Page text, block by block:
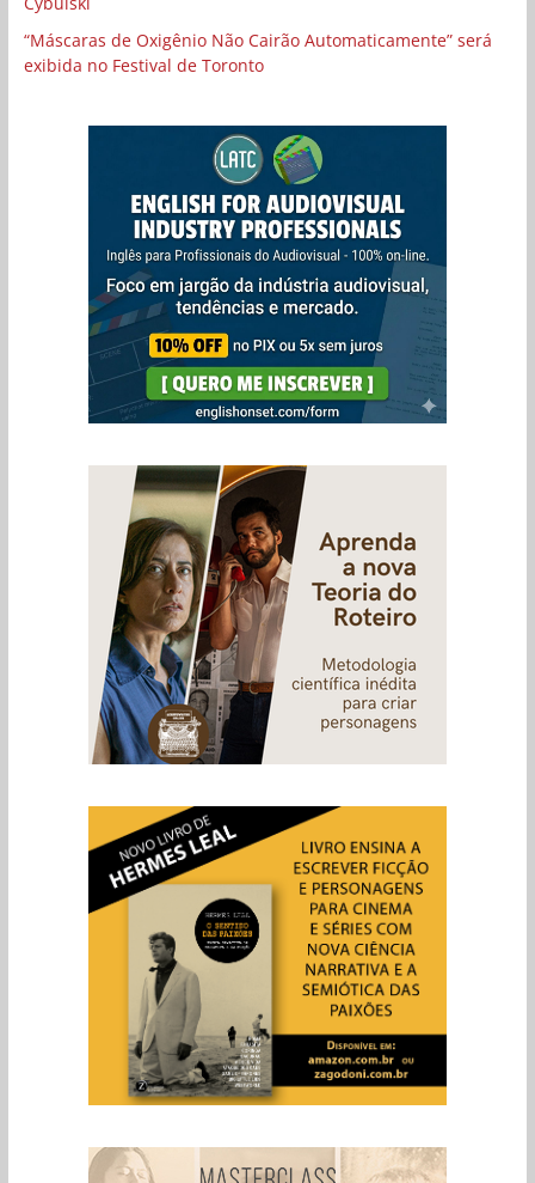
“Máscaras de Oxigênio Não Cairão Automaticamente” será
exibida no Festival de Toronto